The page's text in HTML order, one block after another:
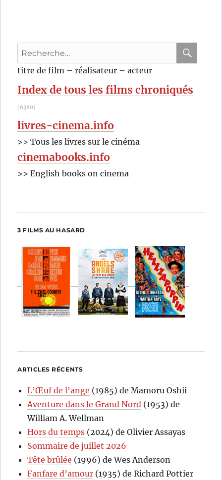
Frears
Recherche
pour
titre de film – réalisateur – acteur
Index de tous les films chroniqués
(6380)
livres-cinema.info
>> Tous les livres sur le cinéma
cinemabooks.info
>> English books on cinema
3 FILMS AU HASARD
ARTICLES RÉCENTS
L’Œuf de l’ange (1985) de Mamoru Oshii
Aventure dans le Grand Nord (1953) de
William A. Wellman
Hors du temps (2024) de Olivier Assayas
Sommaire de juillet 2026
Tête brûlée (1996) de Wes Anderson
Fanfare d’amour (1935) de Richard Pottier